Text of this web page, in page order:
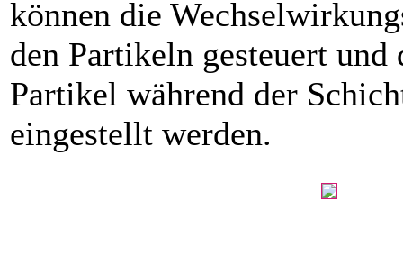
können die
den Partikeln gesteuert und
Partikel während der
eingestellt werden.